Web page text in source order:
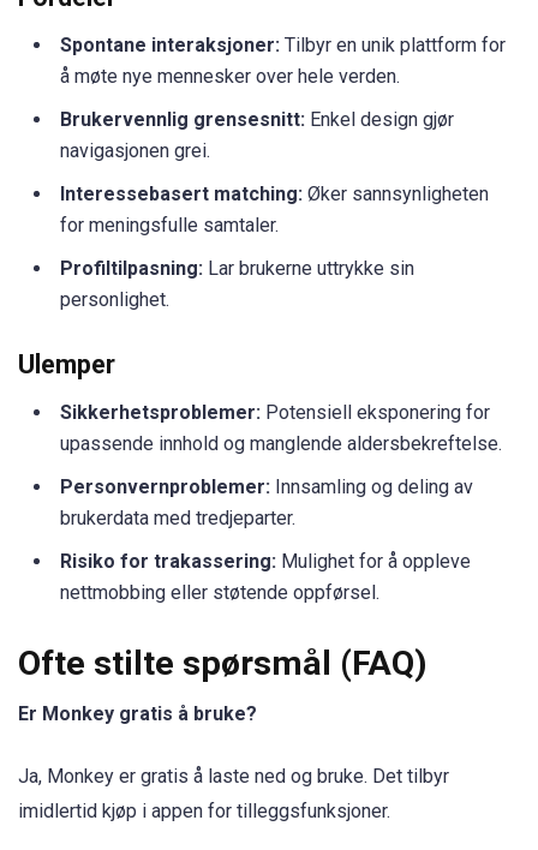
Spontane interaksjoner: Tilbyr en unik plattform for
å møte nye mennesker over hele verden.
Brukervennlig grensesnitt: Enkel design gjør
navigasjonen grei.
Interessebasert matching: Øker sannsynligheten
for meningsfulle samtaler.
Profiltilpasning: Lar brukerne uttrykke sin
personlighet.
Ulemper
Sikkerhetsproblemer: Potensiell eksponering for
upassende innhold og manglende aldersbekreftelse.
Personvernproblemer: Innsamling og deling av
brukerdata med tredjeparter.
Risiko for trakassering: Mulighet for å oppleve
nettmobbing eller støtende oppførsel.
Ofte stilte spørsmål (FAQ)
Er Monkey gratis å bruke?
Ja, Monkey er gratis å laste ned og bruke. Det tilbyr
imidlertid kjøp i appen for tilleggsfunksjoner.